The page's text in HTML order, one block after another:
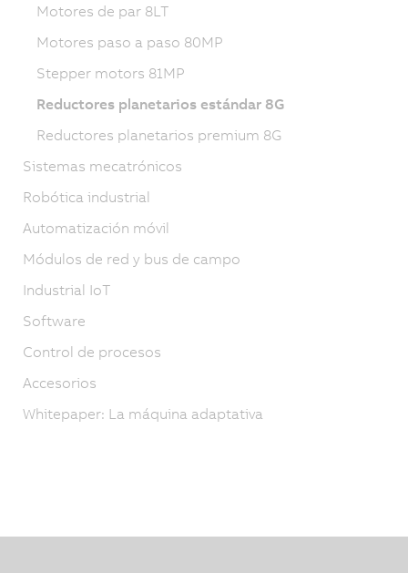
Motores de par 8LT
Motores paso a paso 80MP
Stepper motors 81MP
Reductores planetarios estándar 8G
Reductores planetarios premium 8G
Sistemas mecatrónicos
Robótica industrial
Automatización móvil
Módulos de red y bus de campo
Industrial IoT
Software
Control de procesos
Accesorios
Whitepaper: La máquina adaptativa